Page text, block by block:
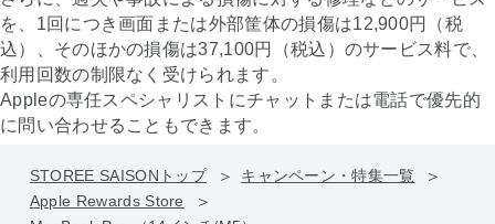
を、1回につき画面または外部筐体の損傷は12,900円（税
込）、そのほかの損傷は37,100円（税込）のサービス料で、
利用回数の制限なく受けられます。
Appleの専任スペシャリストにチャットまたは電話で優先的
に問い合わせることもできます。
STOREE SAISONトップ
キャンペーン・特集一覧
Apple Rewards Store